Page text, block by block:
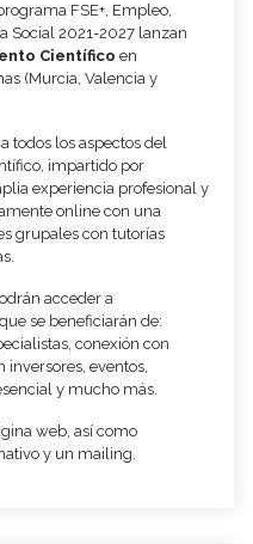
FSE+, Empleo,
Social 2021-2027 lanzan
Científico en
(Murcia, Valencia y
todos los aspectos del
impartido por
experiencia profesional y
online con una
grupales con tutorías
acceder a
se beneficiarán de:
conexión con
inversores, eventos,
y mucho más.
web, así como
y un mailing.